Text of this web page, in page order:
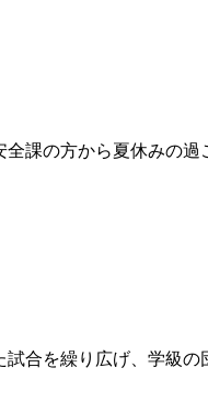
課の方から夏休みの過
合を繰り広げ、学級の